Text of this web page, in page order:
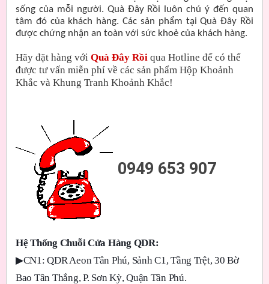
sống của mỗi người. Quà Đây Rồi luôn chú ý đến quan
tâm đó của khách hàng. Các sản phẩm tại Quà Đây Rồi
được chứng nhận an toàn với sức khoẻ của khách hàng.
Hãy đặt hàng với Quà Đây Rồi qua Hotline để có thể
được tư vấn miễn phí về các sản phẩm Hộp Khoảnh
Khắc và Khung Tranh Khoảnh Khắc!
0949 653 907
Hệ Thống Chuỗi Cửa Hàng QDR:
▶CN1: QDR Aeon Tân Phú, Sảnh C1, Tầng Trệt, 30 Bờ
Bao Tân Thắng, P. Sơn Kỳ, Quận Tân Phú.